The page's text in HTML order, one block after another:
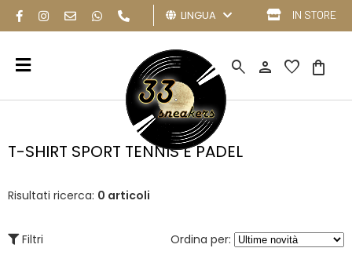
LINGUA IN STORE
search person favorite shopping_bag
T-SHIRT SPORT TENNIS E PADEL
Risultati ricerca: 0 articoli
Filtri Ordina per: